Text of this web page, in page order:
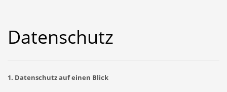
Datenschutz
1. Datenschutz auf einen Blick